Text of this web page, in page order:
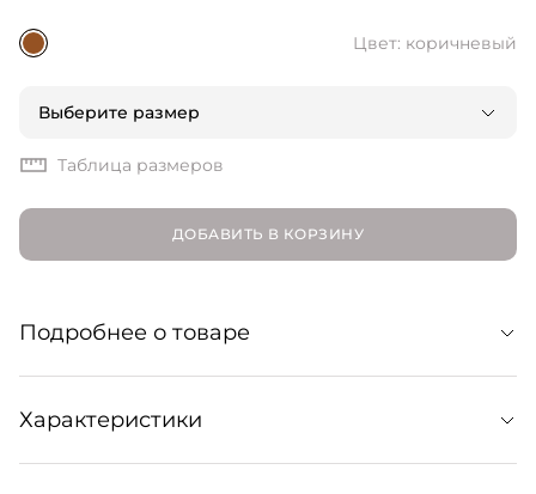
Цвет: коричневый
Выберите размер
Таблица размеров
ДОБАВИТЬ В КОРЗИНУ
Подробнее о товаре
Топ в рубчик из натуральной шерсти. Лаконичный
силуэт без рукавов обыгран высоким воротом на
Характеристики